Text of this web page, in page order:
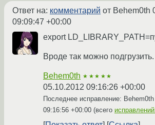
Ответ на: комментарий от Behem0th
09:09:47 +00:00
export
Вроде так можно подгрузить.
Behem0th ★★★★★
05.10.2012 09:16:26 +00:00
Последнее исправление: Behem0th
09:16:56 +00:00 (всего